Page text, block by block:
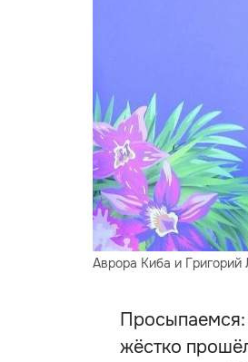
Аврора Киба и
Просыпаемся:
жёстко